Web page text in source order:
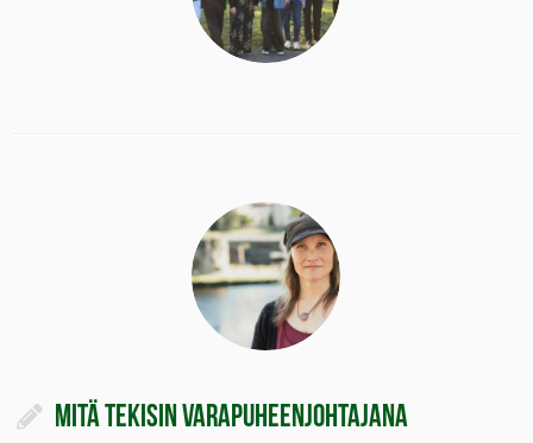
Mitä tekisin varapuheenjohtajana